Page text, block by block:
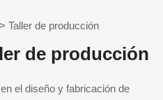
Taller de producción
de producción
el diseño y fabricación de